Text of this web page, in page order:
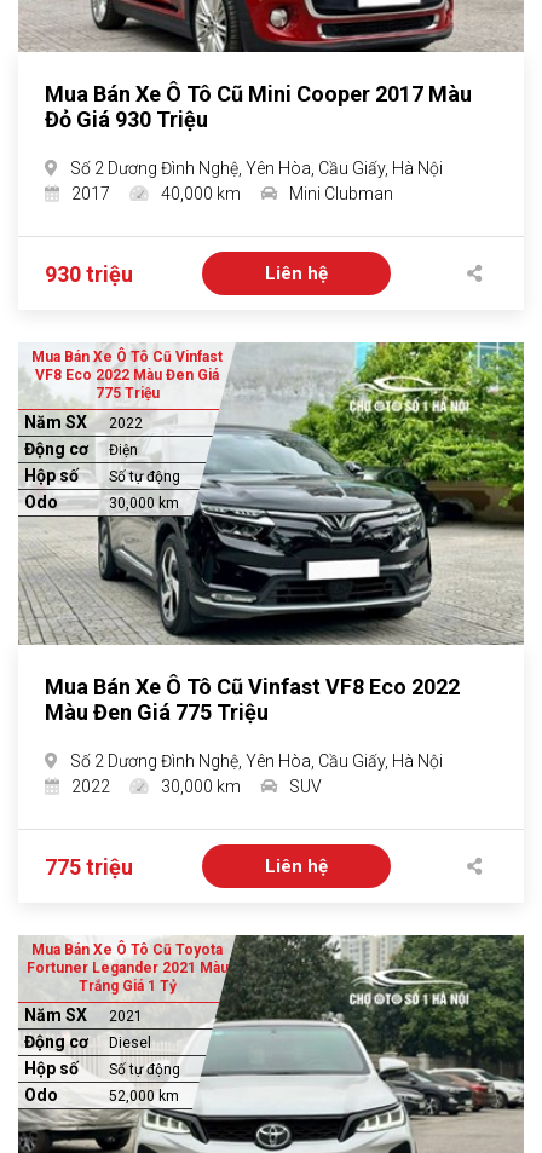
Mua Bán Xe Ô Tô Cũ Mini Cooper 2017 Màu
Đỏ Giá 930 Triệu
Số 2 Dương Đình Nghệ, Yên Hòa, Cầu Giấy, Hà Nội
2017
40,000 km Mini Clubman
930 triệu Liên hệ
Mua Bán Xe Ô Tô Cũ Vinfast
VF8 Eco 2022 Màu Đen Giá
775 Triệu
Năm SX 2022
Động cơ Điện
Hộp số Số tự động
Odo 30,000 km
Mua Bán Xe Ô Tô Cũ Vinfast VF8 Eco 2022
Màu Đen Giá 775 Triệu
Số 2 Dương Đình Nghệ, Yên Hòa, Cầu Giấy, Hà Nội
2022
30,000 km SUV
775 triệu Liên hệ
Mua Bán Xe Ô Tô Cũ Toyota
Fortuner Legander 2021 Màu
Trắng Giá 1 Tỷ
Năm SX 2021
Động cơ Diesel
Hộp số Số tự động
Odo 52,000 km